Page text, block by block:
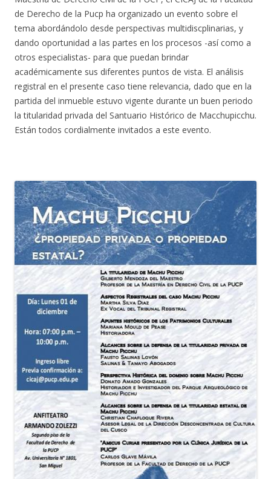
de Derecho de la Pucp ha organizado un evento sobre el
tema abordándolo desde perspectivas multidiscplinarias, y
dando oportunidad a las partes en los procesos -así como a
otros especialistas- para que puedan brindar
académicamente sus diferentes puntos de vista. El análisis
registral en el presente caso tiene relevancia, dado que en la
partida del inmueble estuvo vigente durante un buen periodo
la titularidad privada del Santuario Histórico de Macchupicchu.
Están todos cordialmente invitados a este evento.